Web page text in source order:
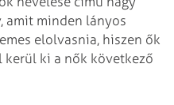
amit minden lányos
elolvasnia, hiszen ők
kerül ki a nők következő